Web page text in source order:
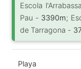
Escola
Pau - 3390m;
de Tarragona -
Playa